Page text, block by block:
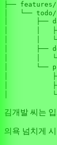
├──
│   └── todo/
│       ├──
│       │
│       │
│       ├──
│       │
│       └──
│
│
김개발 씨는
의욕 넘치게